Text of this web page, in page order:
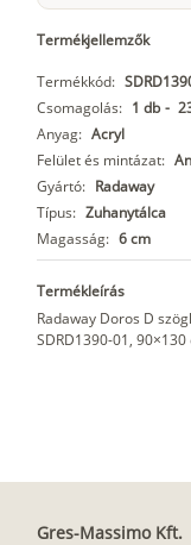
Termékjellemzők
Termékkód:
Csomagolás: 1 db -
Anyag: Acryl
Felület és mintázat:
Gyártó: Radaway
Típus: Zuhanytálca
Magasság: 6 cm
Termékleírás
Radaway Doros D
SDRD1390-01,
Gres-Massimo Kft.